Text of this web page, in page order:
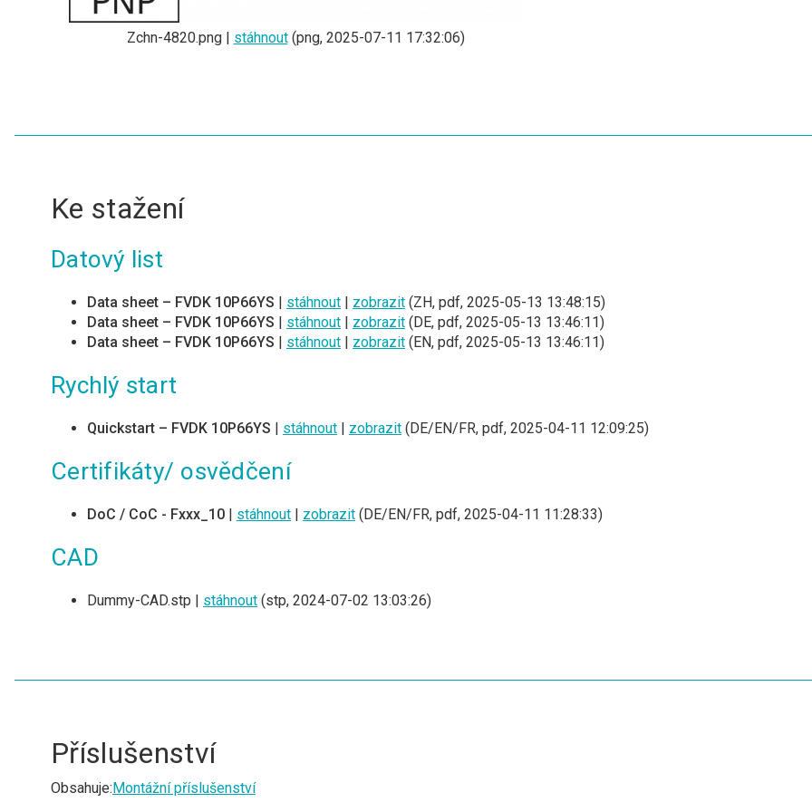
Zchn-4820.png | stáhnout(png, 2025-07-11 17:32:06)
Ke stažení
Datový list
Data sheet – FVDK 10P66YS | stáhnout | zobrazit (ZH, pdf, 2025-05-13 13:48:15)
Data sheet – FVDK 10P66YS | stáhnout | zobrazit (DE, pdf, 2025-05-13 13:46:11)
Data sheet – FVDK 10P66YS | stáhnout | zobrazit (EN, pdf, 2025-05-13 13:46:11)
Rychlý start
Quickstart – FVDK 10P66YS | stáhnout | zobrazit (DE/EN/FR, pdf, 2025-04-11 12:09:25)
Certifikáty/ osvědčení
DoC / CoC - Fxxx_10 | stáhnout | zobrazit (DE/EN/FR, pdf, 2025-04-11 11:28:33)
CAD
Dummy-CAD.stp | stáhnout (stp, 2024-07-02 13:03:26)
Příslušenství
Obsahuje:Montážní příslušenství